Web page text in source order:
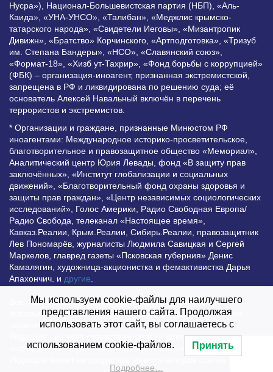
Нусра»), Национал-Большевистская партия (НБП), «Аль-
Каида», «УНА-УНСО», «Талибан», «Меджлис крымско-
татарского народа», «Свидетели Иеговы», «Мизантропик
Дивижн», «Братство» Корчинского, «Артподготовка», «Тризуб
им. Степана Бандеры», «НСО», «Славянский союз»,
«Формат-18», «Хизб ут-Тахрир», «Фонд борьбы с коррупцией»
(ФБК) – организация-иноагент, признанная экстремистской,
запрещена в РФ и ликвидирована по решению суда; её
основатель Алексей Навальный включён в перечень
террористов и экстремистов.
* Организации и граждане, признанные Минюстом РФ
иноагентами: Международное историко-просветительское,
благотворительное и правозащитное общество «Мемориал»,
Аналитический центр Юрия Левады, фонд «В защиту прав
заключённых», «Институт глобализации и социальных
движений», «Благотворительный фонд охраны здоровья и
защиты прав граждан», «Центр независимых социологических
исследований», Голос Америки, Радио Свободная Европа/
Радио Свобода, телеканал «Настоящее время»,
Кавказ.Реалии, Крым.Реалии, Сибирь.Реалии, правозащитник
Лев Пономарёв, журналисты Людмила Савицкая и Сергей
Маркелов, главред газеты «Псковская губерния» Денис
Камалягин, художница-акционистка и фемактивистка Дарья
Апахончич. и другие.
Все права защищены и охраняются законом. Любое
использование материалов сайта допустимо при условии
наличия активной гиперссылки на Vesti.UZ.
Редакция не несет ответственности за достоверность
информации, опубликованной в рекламных объявлениях.
Мы используем cookie-файлы для наилучшего
представления нашего сайта. Продолжая
использовать этот сайт, вы соглашаетесь с
использованием cookie-файлов. Принять
Подробнее…